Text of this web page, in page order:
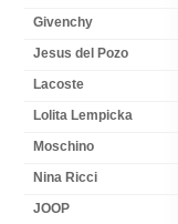
Givenchy
Jesus del Pozo
Lacoste
Lolita Lempicka
Moschino
Nina Ricci
JOOP